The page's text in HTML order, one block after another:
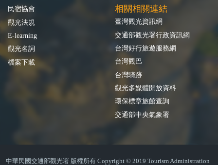
民宿協會
觀光法規
E-learning
觀光名詞
檔案下載
相關相關連結
臺灣觀光資訊網
交通部觀光署行政資訊網
台灣好行旅遊服務網
台灣觀巴
台灣騎跡
觀光多媒體開放資料
環保標章旅館查詢
交通部中央氣象署
中華民國交通部觀光署 版權所有 Copyright © 2019 Tourism Administration